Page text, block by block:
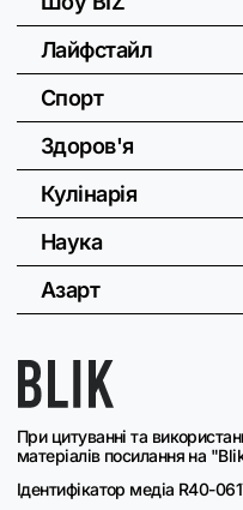
При цитуванні та
матеріалів посилання на
Ідентифікатор медіа R40-
Лайфстайл
Спорт
Здоров'я
Кулінарія
Наука
Азарт